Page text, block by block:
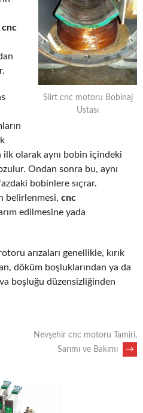
Siirt cnc motoru Bobinaj
Ustası
cnc
ilk olarak aynı bobin içindeki
Ondan sonra bu, aynı
bobinlere sıçrar.
belirlenmesi, cnc
edilmesine yada
arızaları genellikle, kırık
döküm boşluklarından ya da
boşluğu düzensizliğinden
Nevşehir cnc motoru Tamiri,
Sarımı ve Bakımı
→